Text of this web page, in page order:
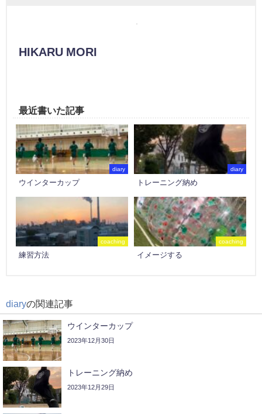
HIKARU MORI
最近書いた記事
diary
ウインターカップ
diary
トレーニング納め
coaching
練習方法
coaching
イメージする
diaryの関連記事
ウインターカップ
2023年12月30日
トレーニング納め
2023年12月29日